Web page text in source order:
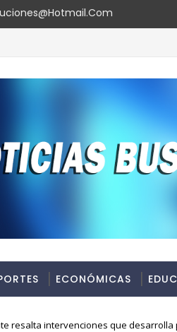
ECONÓMICAS
resalta intervenciones que desarrolla